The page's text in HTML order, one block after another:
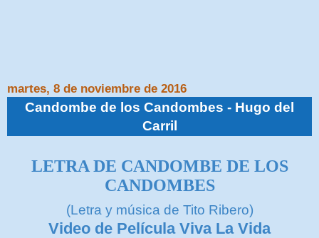
martes, 8 de noviembre de 2016
Candombe de los Candombes - Hugo del
Carril
LETRA DE CANDOMBE DE LOS
CANDOMBES
(Letra y música de Tito Ribero)
Video de Película Viva La Vida